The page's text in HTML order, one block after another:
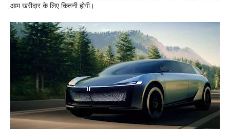
आम खरीदार के लिए कितनी होगी।